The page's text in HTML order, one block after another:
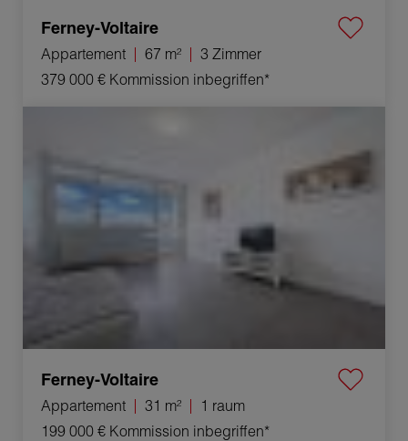
Ferney-Voltaire
Appartement 67 m²
3 Zimmer
379 000 € Kommission inbegriffen*
Ferney-Voltaire
Appartement 31 m²
1 raum
199 000 € Kommission inbegriffen*